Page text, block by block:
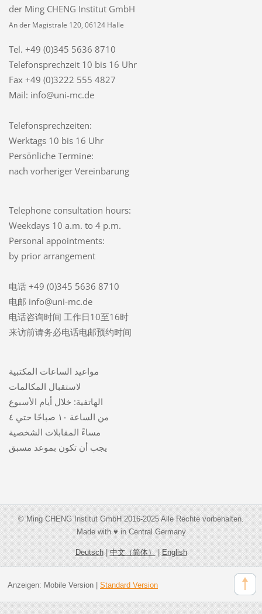
der Ming CHENG Institut GmbH
An der Magistrale 120, 06124 Halle
Tel. +49 (0)345 5636 8710
Telefonsprechzeit 10 bis 16 Uhr
Fax +49 (0)3222 555 4827
Mail: info@uni-mc.de
Telefonsprechzeiten:
Werktags 10 bis 16 Uhr
Persönliche Termine:
nach vorheriger Vereinbarung
Telephone consultation hours:
Weekdays 10 a.m. to 4 p.m.
Personal appointments:
by prior arrangement
电话 +49 (0)345 5636 8710
电邮 info@uni-mc.de
电话咨询时间 工作日10至16时
来访前请务必电话电邮预约时间
مواعيد الساعات المكتبية
لاستقبال المكالمات
الهاتفية: خلال أيام الأسبوع
من الساعة ١٠ صباحًا حتي ٤
مساءً المقابلات الشخصية
يجب أن تكون بموعد مسبق
© Ming CHENG Institut GmbH 2016-2025 Alle Rechte vorbehalten.
Made with ♥ in Central Germany
Deutsch|中文（简体）|English
Anzeigen: Mobile Version| Standard Version